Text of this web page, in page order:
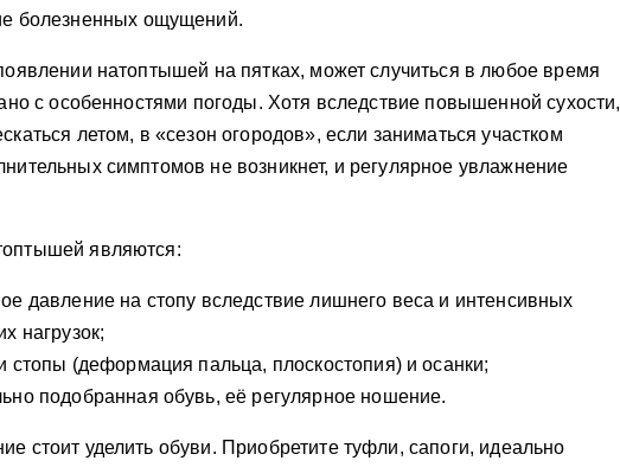
болезненных ощущений.
натоптышей на пятках, может случиться в любое время
с особенностями погоды. Хотя вследствие повышенной сухости,
летом, в «сезон огородов», если заниматься участком
симптомов не возникнет, и регулярное увлажнение
являются:
давление на стопу вследствие лишнего веса и интенсивных
нагрузок;
стопы (деформация пальца, плоскостопия) и осанки;
подобранная обувь, её регулярное ношение.
стоит уделить обуви. Приобретите туфли, сапоги, идеально